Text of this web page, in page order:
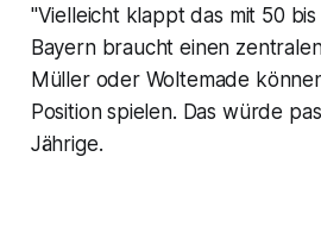
"Vielleicht klappt das mit 50
Bayern braucht einen
Müller oder Woltemade
Position spielen. Das würde
Jährige.